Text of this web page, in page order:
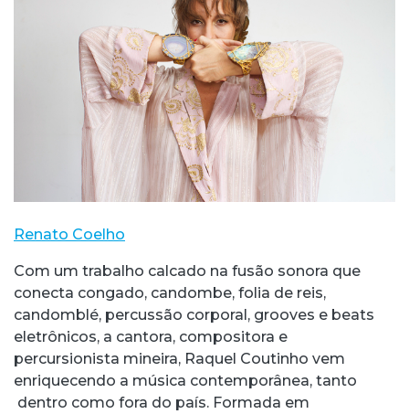
Renato Coelho
Com um trabalho calcado na fusão sonora que
conecta congado, candombe, folia de reis,
candomblé, percussão corporal, grooves e beats
eletrônicos, a cantora, compositora e
percursionista mineira, Raquel Coutinho vem
enriquecendo a música contemporânea, tanto
dentro como fora do país. Formada em